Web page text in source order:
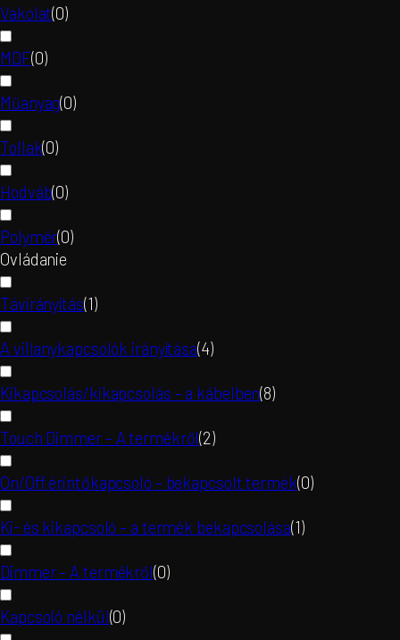
Vakolat(0)
MDF(0)
Műanyag(0)
Tollak(0)
Hodváb(0)
Polymér(0)
Ovládanie
Távirányítás(1)
A villanykapcsolók irányítása(4)
Kikapcsolás/kikapcsolás – a kábelben(8)
Touch Dimmer – A termékről(2)
On/Off érintőkapcsoló – bekapcsolt termék(0)
Ki- és kikapcsoló – a termék bekapcsolása(1)
Dimmer – A termékről(0)
Kapcsoló nélkül(0)